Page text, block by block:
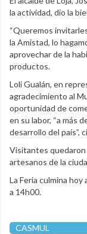
la actividad, dio la
“Queremos
la Amistad, lo
aprovechar de la
productos.
Loli Gualán, en
agradecimiento al
oportunidad de
en su labor, “a más
desarrollo del país”,
Visitantes quedaron
artesanos de la
La Feria culmina
a 14h00.
CASMUL